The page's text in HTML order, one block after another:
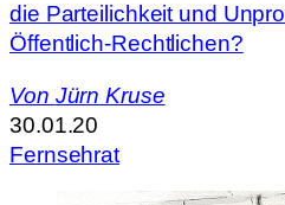
die Parteilichkeit und
Öffentlich-Rechtlichen?
Von Jürn Kruse
30.01.20
Fernsehrat